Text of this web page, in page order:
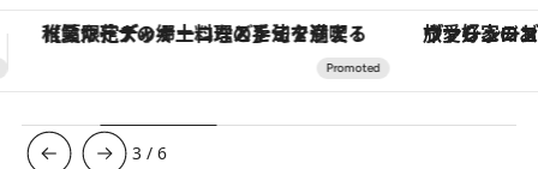
ヴァシュロン・コンスタンタン「オーヴァーシーズ・オートマティック」。旅愛好家のお気に入りコレクションから、ジェンダーレスな新作が登場
3 /6